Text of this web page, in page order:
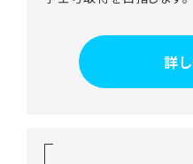
詳